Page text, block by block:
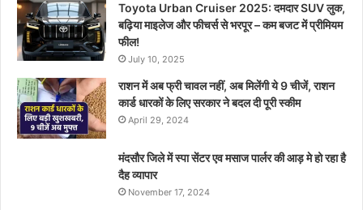
Toyota Urban Cruiser 2025: दमदार SUV लुक,
बढ़िया माइलेज और फीचर्स से भरपूर – कम बजट में प्रीमियम
फील!
July 10, 2025
राशन में अब फ्री चावल नहीं, अब मिलेंगी ये 9 चीजें, राशन
कार्ड धारकों के लिए सरकार ने बदल दी पूरी स्कीम
April 29, 2024
मंदसौर जिले में स्पा सेंटर एव मसाज पार्लर की आड़ मे हो रहा है
दैह व्यापार
November 17, 2024